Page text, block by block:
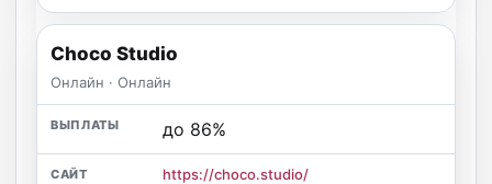
Choco Studio
Онлайн · Онлайн
до 86%
https://choco.studio/